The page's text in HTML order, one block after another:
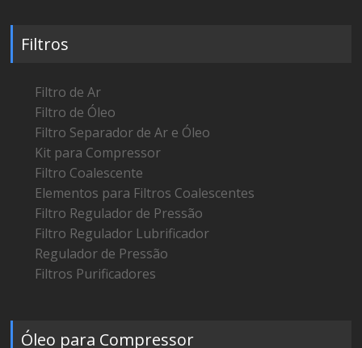
Filtros
Filtro de Ar
Filtro de Óleo
Filtro Separador de Ar e Óleo
Kit para Compressor
Filtro Coalescente
Elementos para Filtros Coalescentes
Filtro Regulador de Pressão
Filtro Regulador Lubrificador
Regulador de Pressão
Filtros Purificadores
Óleo para Compressor